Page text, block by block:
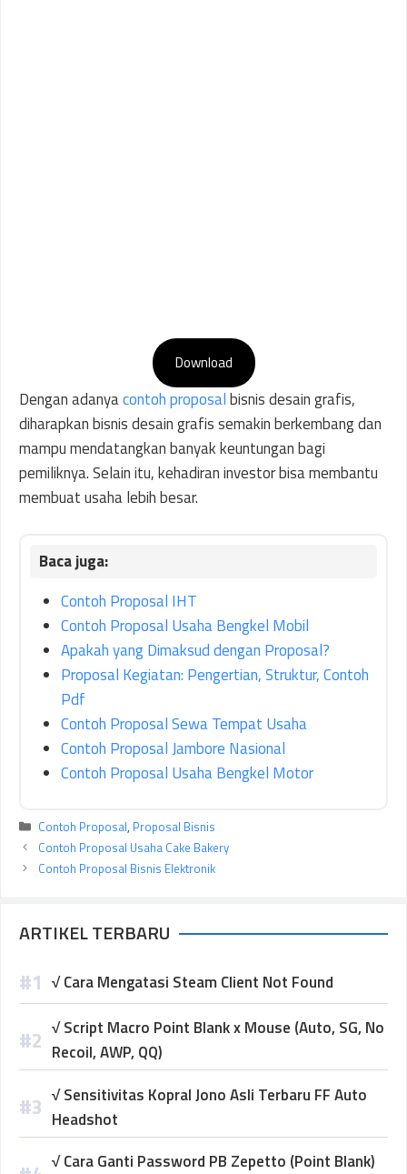
Download
Dengan adanyacontoh proposalbisnis desain grafis,
diharapkan bisnis desain grafis semakin berkembang dan
mampu mendatangkan banyak keuntungan bagi
pemiliknya. Selain itu, kehadiran investor bisa membantu
membuat usaha lebih besar.
Contoh Proposal IHT
Contoh Proposal Usaha Bengkel Mobil
Apakah yang Dimaksud dengan Proposal?
Proposal Kegiatan: Pengertian, Struktur, Contoh
Pdf
Contoh Proposal Sewa Tempat Usaha
Contoh Proposal Jambore Nasional
Contoh Proposal Usaha Bengkel Motor
Kategori
Contoh Proposal, Proposal Bisnis
Contoh Proposal Usaha Cake Bakery
Contoh Proposal Bisnis Elektronik
ARTIKEL TERBARU
√ Cara Mengatasi Steam Client Not Found
√ Script Macro Point Blank x Mouse (Auto, SG, No
Recoil, AWP, QQ)
√ Sensitivitas Kopral Jono Asli Terbaru FF Auto
Headshot
√ Cara Ganti Password PB Zepetto (Point Blank)